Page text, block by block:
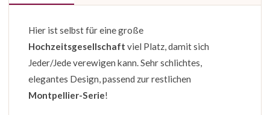
Hier ist selbst für eine große
Hochzeitsgesellschaft viel Platz, damit sich
Jeder/Jede verewigen kann. Sehr schlichtes,
elegantes Design, passend zur restlichen
Montpellier-Serie!